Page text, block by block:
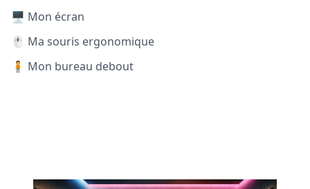
🖥️ Mon écran
🖱️ Ma souris ergonomique
🧍 Mon bureau debout